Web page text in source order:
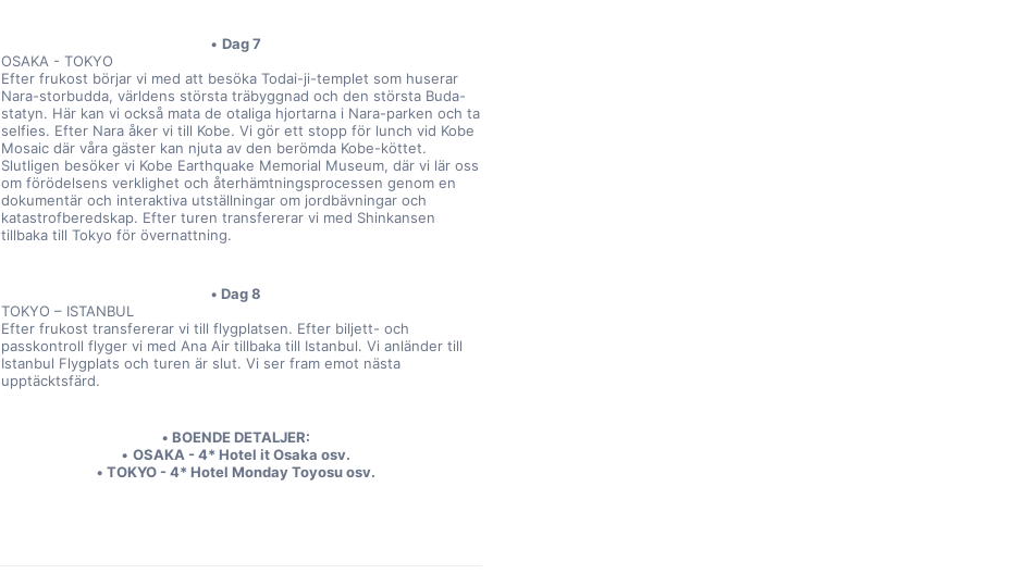
Dag 7
OSAKA - TOKYO
Efter frukost börjar vi med att besöka Todai-ji-templet som huserar
Nara-storbudda, världens största träbyggnad och den största Buda-
statyn. Här kan vi också mata de otaliga hjortarna i Nara-parken och ta
selfies. Efter Nara åker vi till Kobe. Vi gör ett stopp för lunch vid Kobe
Mosaic där våra gäster kan njuta av den berömda Kobe-köttet.
Slutligen besöker vi Kobe Earthquake Memorial Museum, där vi lär oss
om förödelsens verklighet och återhämtningsprocessen genom en
dokumentär och interaktiva utställningar om jordbävningar och
katastrofberedskap. Efter turen transfererar vi med Shinkansen
tillbaka till Tokyo för övernattning.
Dag 8
TOKYO – ISTANBUL
Efter frukost transfererar vi till flygplatsen. Efter biljett- och
passkontroll flyger vi med Ana Air tillbaka till Istanbul. Vi anländer till
Istanbul Flygplats och turen är slut. Vi ser fram emot nästa
upptäcktsfärd.
BOENDE DETALJER:
OSAKA - 4* Hotel it Osaka osv.
TOKYO - 4* Hotel Monday Toyosu osv.